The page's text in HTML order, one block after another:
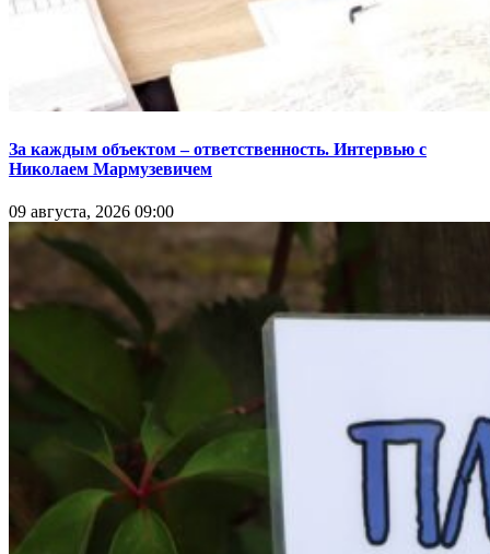
За каждым объектом – ответственность. Интервью с
Николаем Мармузевичем
09 августа, 2026 09:00